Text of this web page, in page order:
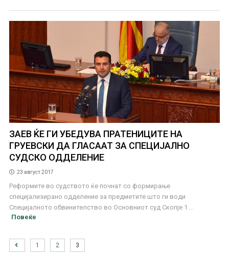
ЗАЕВ ЌЕ ГИ УБЕДУВА ПРАТЕНИЦИТЕ НА
ГРУЕВСКИ ДА ГЛАСААТ ЗА СПЕЦИЈАЛНО
СУДСКО ОДДЕЛЕНИЕ
23 август 2017
Реформите во судството ќе почнат со формирање
специјализирано одделение за предметите што ги води
Специјалното обвинителство во Основниот суд Скопје 1 ...
Повеќе
1 2 3